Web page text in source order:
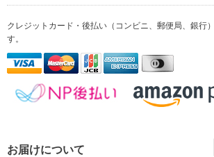
クレジットカード・後払い（コンビニ、郵便局、銀行）
す。
お届けについて